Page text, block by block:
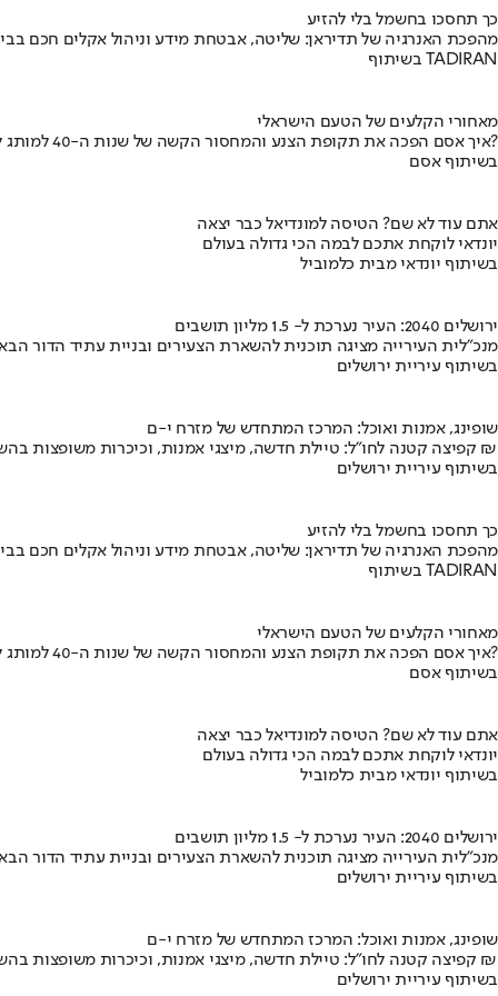
כך תחסכו בחשמל בלי להזיע
מהפכת האנרגיה של תדיראן: שליטה, אבטחת מידע וניהול אקלים חכם
בשיתוף TADIRAN
מאחורי הקלעים של הטעם הישראלי
איך אסם הפכה את תקופת הצנע והמחסור הקשה של שנות ה-40 למותג לאומי?
בשיתוף אסם
אתם עוד לא שם? הטיסה למונדיאל כבר יצאה
יונדאי לוקחת אתכם לבמה הכי גדולה בעולם
בשיתוף יונדאי מבית כלמוביל
ירושלים 2040: העיר נערכת ל- 1.5 מליון תושבים
מנכ"לית העירייה מציגה תוכנית להשארת הצעירים ובניית עתיד הדור
בשיתוף עיריית ירושלים
שופינג, אמנות ואוכל: המרכז המתחדש של מזרח י-ם
קפיצה קטנה לחו"ל: טיילת חדשה, מיצגי אמנות, וכיכרות משופצות בהשקעה של 100 מיליון ₪
בשיתוף עיריית ירושלים
כך תחסכו בחשמל בלי להזיע
מהפכת האנרגיה של תדיראן: שליטה, אבטחת מידע וניהול אקלים חכם
בשיתוף TADIRAN
מאחורי הקלעים של הטעם הישראלי
איך אסם הפכה את תקופת הצנע והמחסור הקשה של שנות ה-40 למותג לאומי?
בשיתוף אסם
אתם עוד לא שם? הטיסה למונדיאל כבר יצאה
יונדאי לוקחת אתכם לבמה הכי גדולה בעולם
בשיתוף יונדאי מבית כלמוביל
ירושלים 2040: העיר נערכת ל- 1.5 מליון תושבים
מנכ"לית העירייה מציגה תוכנית להשארת הצעירים ובניית עתיד הדור
בשיתוף עיריית ירושלים
שופינג, אמנות ואוכל: המרכז המתחדש של מזרח י-ם
קפיצה קטנה לחו"ל: טיילת חדשה, מיצגי אמנות, וכיכרות משופצות בהשקעה של 100 מיליון ₪
בשיתוף עיריית ירושלים